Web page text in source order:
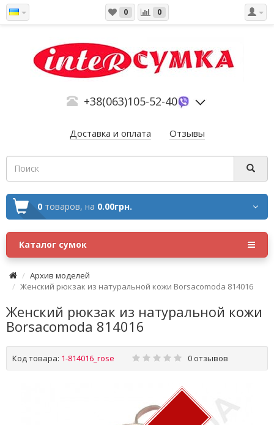
0 0
+38(063)105-52-40
Доставка и оплата Отзывы
0 товаров, на 0.00грн.
Каталог сумок
Архив моделей
Женский рюкзак из натуральной кожи Borsacomoda 814016
Женский рюкзак из натуральной кожи
Borsacomoda 814016
Код товара: 1-814016_rose 0 отзывов